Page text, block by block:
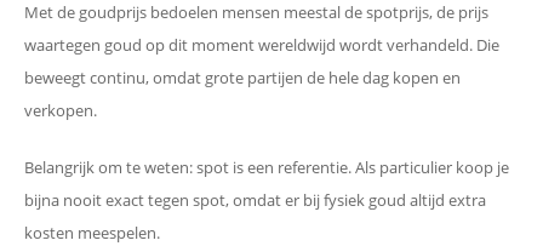
Met de goudprijs bedoelen mensen meestal de spotprijs, de prijs
waartegen goud op dit moment wereldwijd wordt verhandeld. Die
beweegt continu, omdat grote partijen de hele dag kopen en
verkopen.
Belangrijk om te weten: spot is een referentie. Als particulier koop je
bijna nooit exact tegen spot, omdat er bij fysiek goud altijd extra
kosten meespelen.